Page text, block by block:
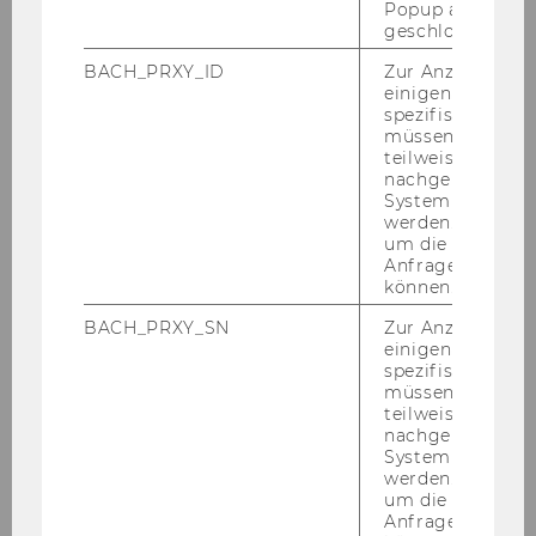
mus". Am Ende des Tages soll­te kla­rer sein,
wel­chen Be­son­der­hei­ten und Her­aus­for­de­run­
gen NPO-​Management ak­tu­ell ge­gen­über
steht und wel­che Hand­lungs­mög­lich­kei­ten
http://www.wu.ac.at/npo/com­pe­
http://www.wu.ac.at/npo/com­pe­
tence/events/npo­ta­ge/ex­per­ten­run­de
http://www.wu.ac.at/npo/com­pe­
tence/events/npo­ta­ge/anmeldung_npo-​tag
Popup
geschlossen
BACH_PRXY_ID
Zur Anzeige von
einigen WU-
spezifischen
müssen
teilweise von
nachgelagerten
System
werden.
um die Antwort
Anfrage
können.
BACH_PRXY_SN
Zur Anzeige von
einigen WU-
spezifischen
müssen
teilweise von
nachgelagerten
System
werden.
um die Antwort
Anfrage